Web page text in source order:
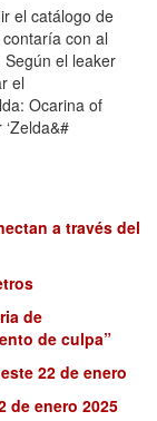
el catálogo de
con al
el leaker
el
Ocarina of
a través del
de
de culpa”
22 de enero
de enero 2025